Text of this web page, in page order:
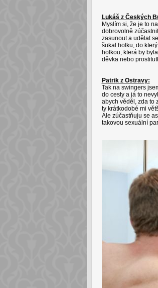
Lukáš z Českých
Myslím si, že je to
dobrovolně
zasunout a udělat
šukal holku, do
holkou, která by
děvka nebo
Patrik z Ostravy:
Tak na swingers
do cesty a já to
abych věděl, zda to
ty krátkodobé mi
Ale zúčastňuju se
takovou sexuální